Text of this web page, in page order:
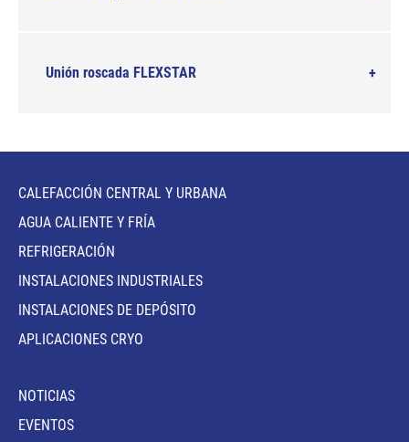
Unión roscada FLEXSTAR
CALEFACCIÓN CENTRAL Y URBANA
AGUA CALIENTE Y FRÍA
REFRIGERACIÓN
INSTALACIONES INDUSTRIALES
INSTALACIONES DE DEPÓSITO
APLICACIONES CRYO
NOTICIAS
EVENTOS